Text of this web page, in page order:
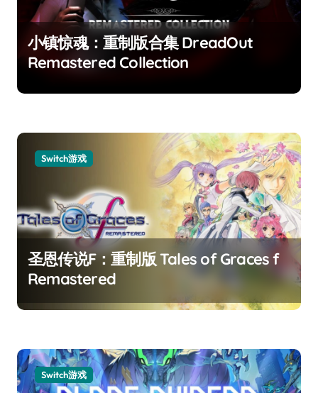
小镇惊魂：重制版合集 DreadOut
Remastered Collection
Switch游戏
圣恩传说F：重制版 Tales of Graces f
Remastered
Switch游戏